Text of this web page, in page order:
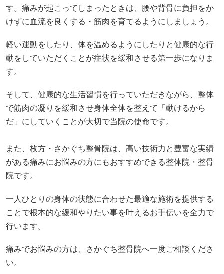
す。痛みが起こってしまったときは、腰や背骨に負担をか
けずに血流を良くする・筋肉を育てるようにしましょう。
軽い運動をしたり、体を温めるようにしたりと健康的な行
動をしていただくことが症状を緩和させる第一歩になりま
す。
そして、健康的な生活習慣を行っていただきながら、整体
で筋肉の凝りを緩和させ身体全体を整えて「動けるから
だ」にしていくことが大切で当院の使命です。
また、枚方・さかぐち整骨院は、高い技術力と豊富な実績
がある痛みにお悩みの方にもおすすめできる整体院・整骨
院です。
一人ひとりの身体の状態に合わせた最適な施術を提供する
ことで根本的な緩和やりたい事を叶えるお手伝いを全力で
行います。
痛みでお悩みの方は、さかぐち整骨院へ一度ご相談くださ
い。